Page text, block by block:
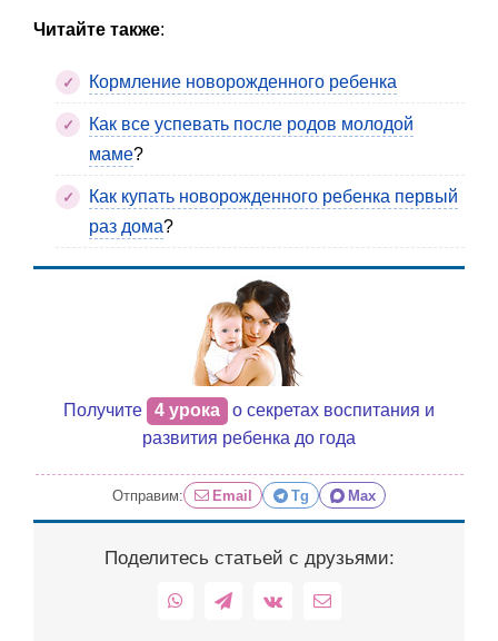
Читайте также:
Кормление новорожденного ребенка
Как все успевать после родов молодой
маме?
Как купать новорожденного ребенка первый
раз дома?
Получите 4 урока
о секретах воспитания и
развития ребенка до года
Отправим: Email Tg Max
Поделитесь статьей с друзьями:
WhatsAppTelegram
Vk Email